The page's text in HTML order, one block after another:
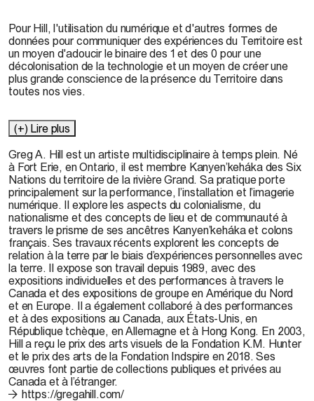
Pour Hill, l'utilisation du numérique et d'autres formes de
données pour communiquer des expériences du Territoire est
un moyen d'adoucir le binaire des 1 et des 0 pour une
décolonisation de la technologie et un moyen de créer une
plus grande conscience de la présence du Territoire dans
toutes nos vies.
(+) Lire plus
Greg A. Hill est un artiste multidisciplinaire à temps plein. Né
à Fort Erie, en Ontario, il est membre Kanyen’keháka des Six
Nations du territoire de la rivière Grand. Sa pratique porte
principalement sur la performance, l’installation et l’imagerie
numérique. Il explore les aspects du colonialisme, du
nationalisme et des concepts de lieu et de communauté à
travers le prisme de ses ancêtres Kanyen’keháka et colons
français. Ses travaux récents explorent les concepts de
relation à la terre par le biais d’expériences personnelles avec
la terre. Il expose son travail depuis 1989, avec des
expositions individuelles et des performances à travers le
Canada et des expositions de groupe en Amérique du Nord
et en Europe. Il a également collaboré à des performances
et à des expositions au Canada, aux États-Unis, en
République tchèque, en Allemagne et à Hong Kong. En 2003,
Hill a reçu le prix des arts visuels de la Fondation K.M. Hunter
et le prix des arts de la Fondation Indspire en 2018. Ses
œuvres font partie de collections publiques et privées au
Canada et à l’étranger.
https://gregahill.com/